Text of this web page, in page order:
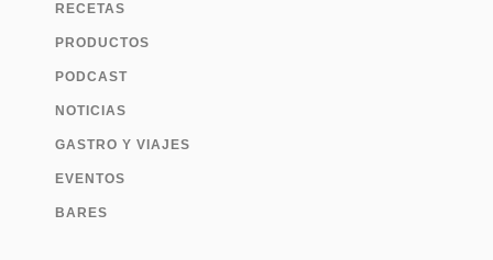
RECETAS
PRODUCTOS
PODCAST
NOTICIAS
GASTRO Y VIAJES
EVENTOS
BARES